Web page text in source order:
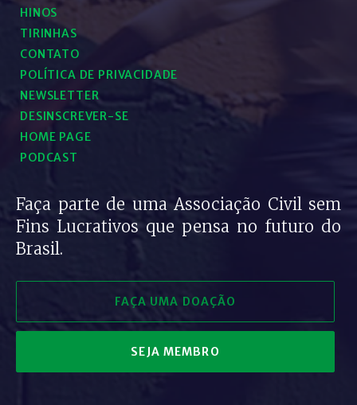
HINOS
TIRINHAS
CONTATO
POLÍTICA DE PRIVACIDADE
NEWSLETTER
DESINSCREVER-SE
HOME PAGE
PODCAST
Faça parte de uma Associação Civil sem
Fins Lucrativos que pensa no futuro do
Brasil.
FAÇA UMA DOAÇÃO
SEJA MEMBRO